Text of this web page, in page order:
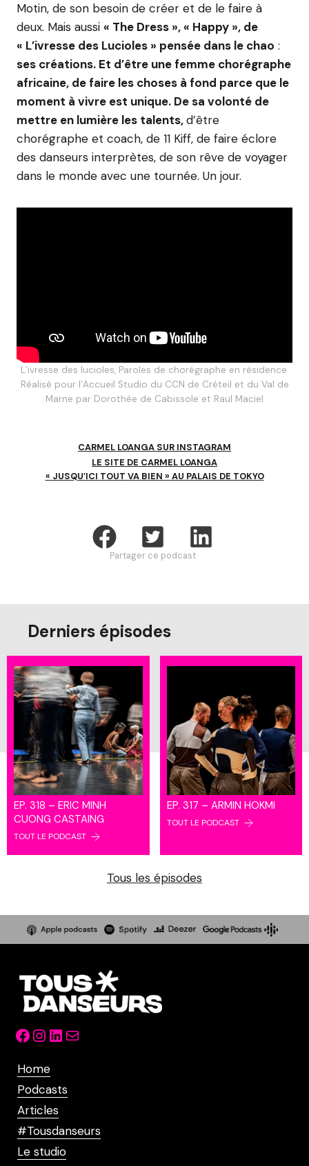
Motin, de son besoin de créer et de le faire à
deux. Mais aussi « The Dress », « Happy », de
« L’ivresse des Lucioles » pensée dans le chao :
ses créations. Et d’être une femme chorégraphe
africaine, de faire les choses à fond parce que le
moment à vivre est unique. De sa volonté de
mettre en lumière les talents,d’être
chorégraphe et coach, de 11 Kiff, de faire éclore
des danseurs interprètes, de son rêve de voyager
dans le monde avec une tournée. Un jour.
L’ivresse des lucioles, Paroles de chorégraphe en résidence.
Réalisé pour l’Accueil Studio du CCN de Créteil et du Val de
Marne par Dorothée de Cabissole et Raul Maciel
CARMEL LOANGA SUR INSTAGRAM
LE SITE DE CARMEL LOANGA
« JUSQU’ICI TOUT VA BIEN » AU PALAIS DE TOKYO
Partager ce podcast
Derniers épisodes
EP. 318 – ERIC MINH
CUONG CASTAING
TOUT LE PODCAST
EP. 317 – ARMIN HOKMI
TOUT LE PODCAST
Tous les épisodes
Facebook
Instagram
LinkedIn
Mail
Home
Podcasts
Articles
#Tousdanseurs
Le studio